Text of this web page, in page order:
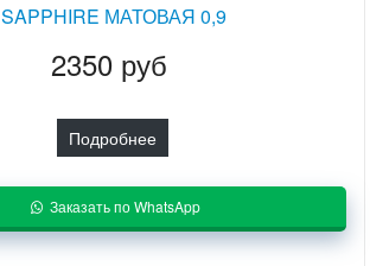
SAPPHIRE МАТОВАЯ 0,9
2350 руб
Подробнее
Заказать по WhatsApp